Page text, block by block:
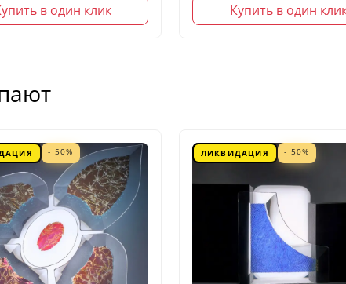
в один клик Купить в один
- 50% ЛИКВИДАЦИЯ - 50%